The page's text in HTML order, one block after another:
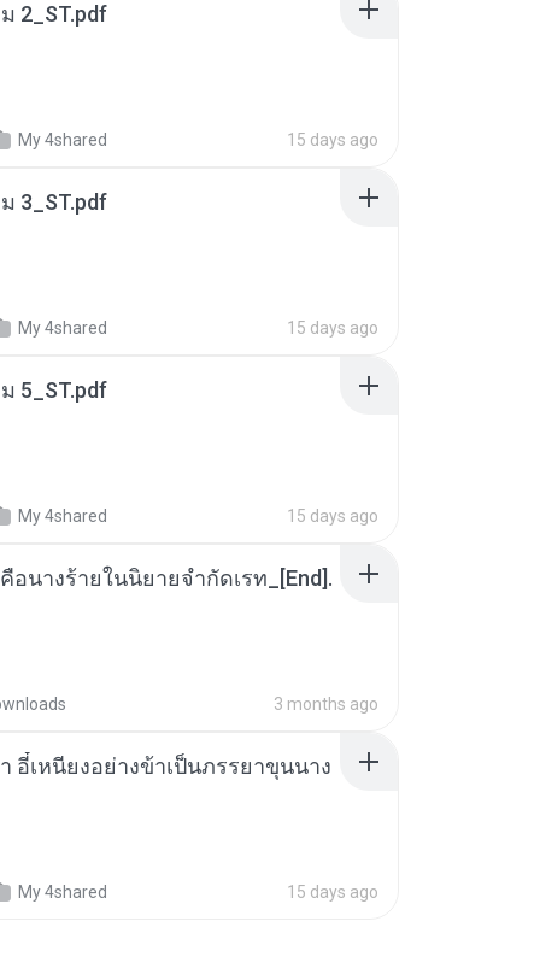
2_ST.pdf
My 4shared 15 days ago
3_ST.pdf
My 4shared 15 days ago
5_ST.pdf
My 4shared 15 days ago
อนางร้ายในนิยายจำกัดเรท_[End].
3 months ago
อี๋เหนียงอย่างข้าเป็นภรรยาขุนนาง
My 4shared 15 days ago